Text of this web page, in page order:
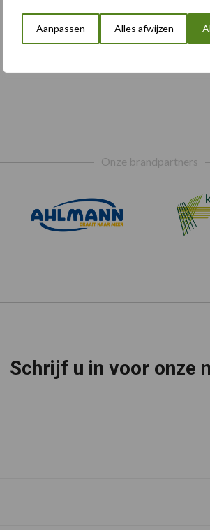
Aanpassen Alles afwijzen
Onze brandpartners
Schrijf u in voor onze